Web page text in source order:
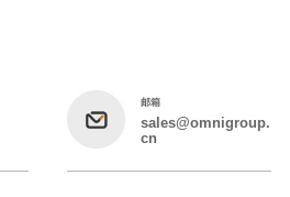
邮箱
sales@omnigroup.
cn